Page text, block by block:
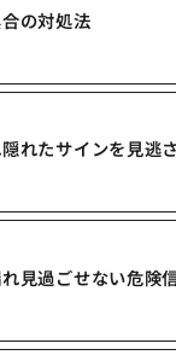
の対処法
れたサインを見逃
見過ごせない危険